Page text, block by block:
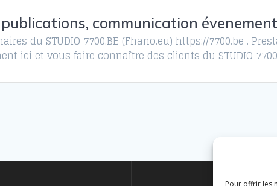
Pour offrir les
communication
du STUDIO 7700.BE (Fhano.eu) https://7700.be .
ici et vous faire connaître des clients du STUDIO